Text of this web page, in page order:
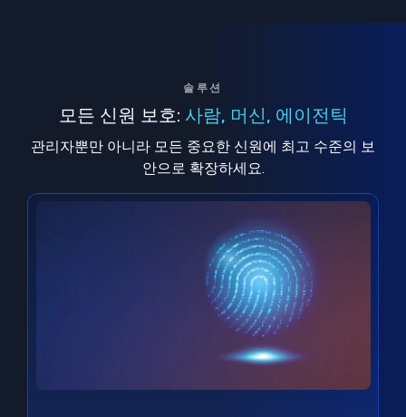
솔루션
모든 신원 보호: 사람, 머신, 에이전틱
관리자뿐만 아니라 모든 중요한 신원에 최고 수준의 보
안으로 확장하세요.